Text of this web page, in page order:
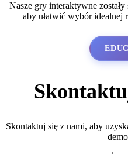
Nasze gry interaktywne
aby ułatwić wybór
Skontaktuj się z nami, aby